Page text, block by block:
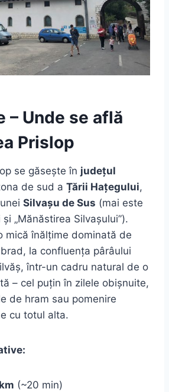
– Unde se află
Prislop
se găsește în județul
de sud a Țării Hațegului,
Silvașu de Sus (mai este
„Mănăstirea Silvașului”).
mică înălțime dominată de
la confluența pârâului
într-un cadru natural de o
– cel puțin în zilele obișnuite,
de hram sau pomenire
cu totul alta.
(~20 min)